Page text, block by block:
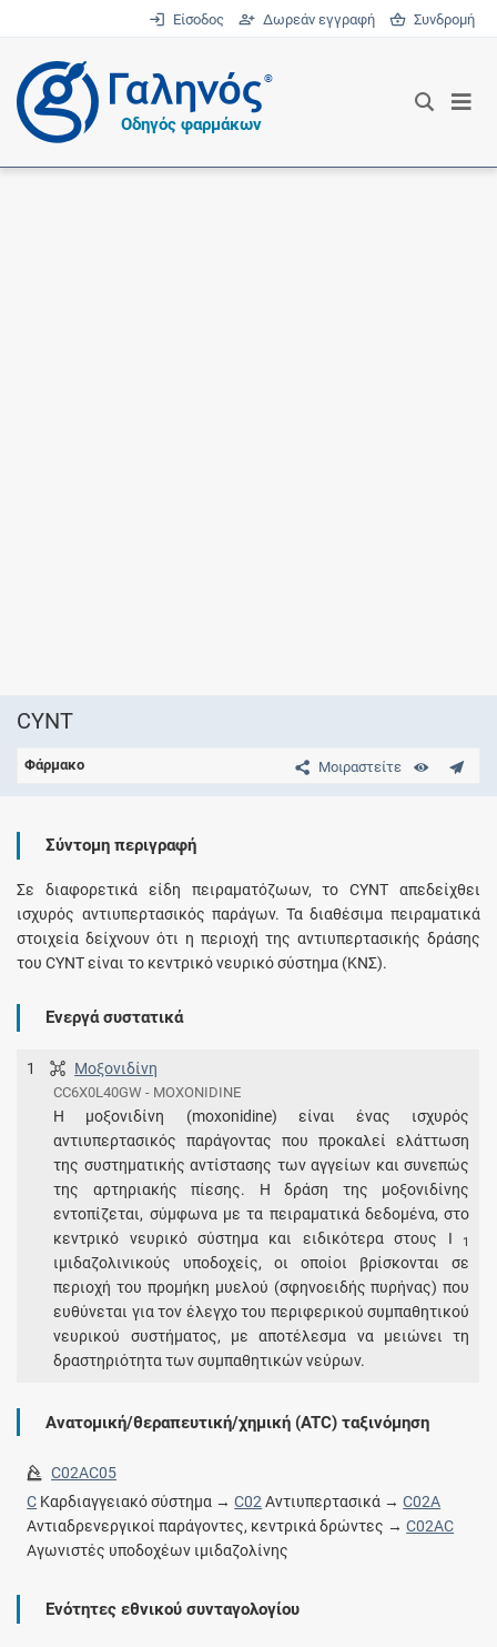
Είσοδος Δωρεάν εγγραφή Συνδρομή
®
Οδηγός φαρμάκων
CYNT
Μοιραστείτε
Φάρμακο
Σύντομη περιγραφή
Σε διαφορετικά είδη πειραματόζωων, το CYNT απεδείχθει
ισχυρός αντιυπερτασικός παράγων. Τα διαθέσιμα πειραματικά
στοιχεία δείχνουν ότι η περιοχή της αντιυπερτασικής δράσης
του CYNT είναι το κεντρικό νευρικό σύστημα (ΚΝΣ).
Ενεργά συστατικά
1 Μοξονιδίνη
CC6X0L40GW - MOXONIDINE
Η μοξονιδίνη (moxonidine) είναι ένας ισχυρός
αντιυπερτασικός παράγοντας που προκαλεί ελάττωση
της συστηματικής αντίστασης των αγγείων και συνεπώς
της αρτηριακής πίεσης. Η δράση της μοξονιδίνης
εντοπίζεται, σύμφωνα με τα πειραματικά δεδομένα, στο
κεντρικό νευρικό σύστημα και ειδικότερα στους Ι
1
ιμιδαζολινικούς υποδοχείς, οι οποίοι βρίσκονται σε
περιοχή του προμήκη μυελού (σφηνοειδής πυρήνας) που
ευθύνεται για τον έλεγχο του περιφερικού συμπαθητικού
νευρικού συστήματος, με αποτέλεσμα να μειώνει τη
δραστηριότητα των συμπαθητικών νεύρων.
Ανατομική/θεραπευτική/χημική (ATC) ταξινόμηση
C02AC05
C Καρδιαγγειακό σύστημα →C02 Αντιυπερτασικά →C02A
Αντιαδρενεργικοί παράγοντες, κεντρικά δρώντες →C02AC
Αγωνιστές υποδοχέων ιμιδαζολίνης
Ενότητες εθνικού συνταγολογίου